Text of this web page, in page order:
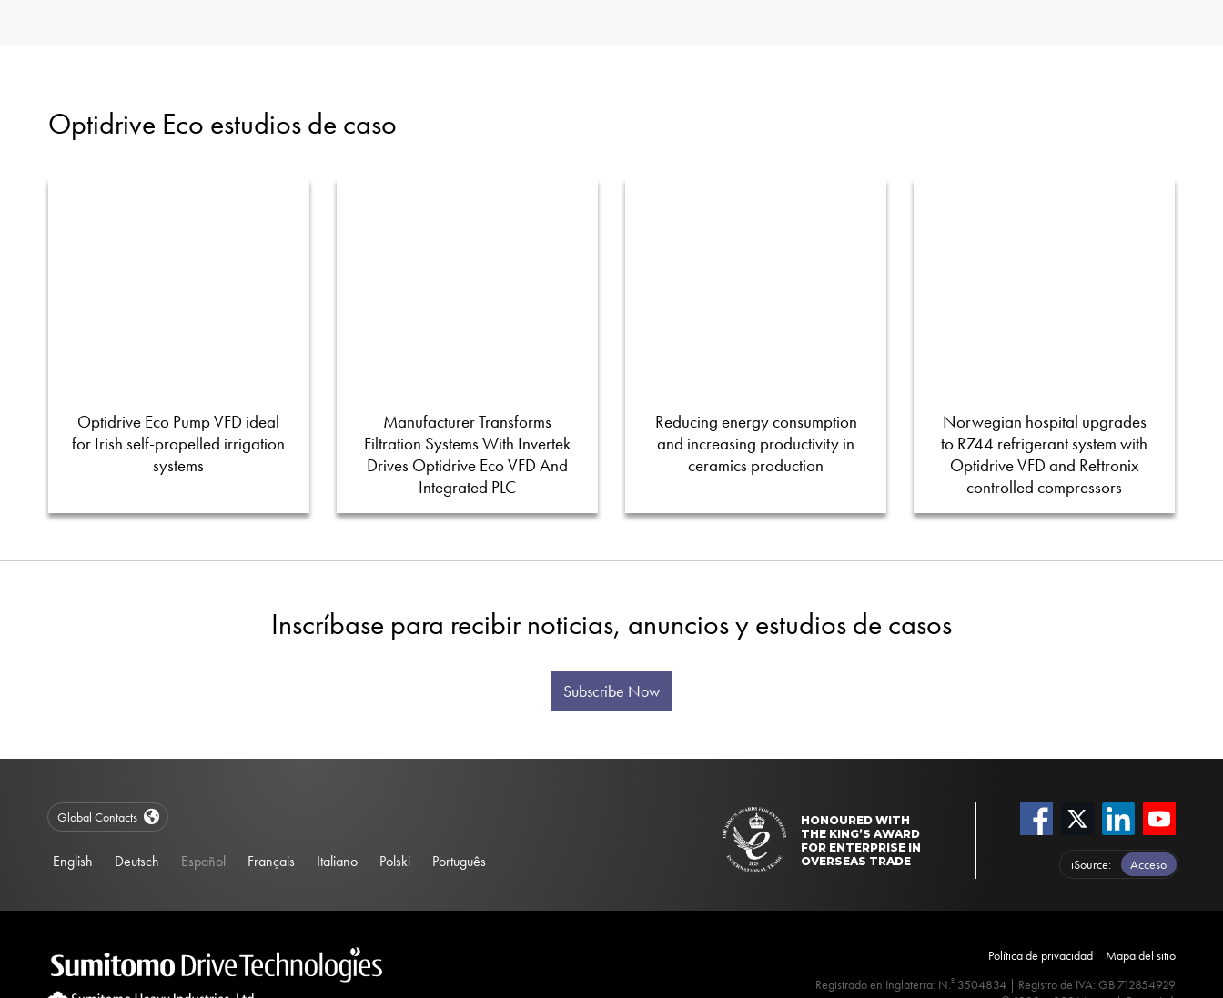
Optidrive Eco estudios de caso
Optidrive Eco Pump VFD ideal
for Irish self-propelled irrigation
systems
Manufacturer Transforms
Filtration Systems With Invertek
Drives Optidrive Eco VFD And
Integrated PLC
Reducing energy consumption
and increasing productivity in
ceramics production
Norwegian hospital upgrades
to R744 refrigerant system with
Optidrive VFD and Reftronix
controlled compressors
Inscríbase para recibir noticias, anuncios y estudios de casos
Subscribe Now
HONOURED WITH
THE KING’S AWARD
FOR ENTERPRISE IN
OVERSEAS TRADE
iSource Acceso
Global Contacts
English Deutsch Español Français Italiano Polski Português
Política de privacidad
Mapa del sitio
Registrado en Inglaterra: N.º 3504834 | Registro de IVA: GB 712854929